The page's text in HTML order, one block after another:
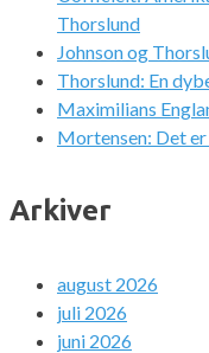
Thorslund
Johnson og
Thorslund: En
Maximilians
Mortensen: Det
Arkiver
august 2026
juli 2026
juni 2026